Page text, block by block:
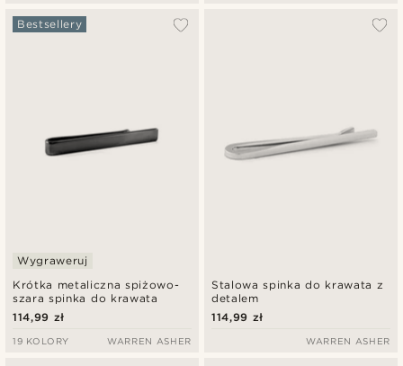
Krótka metaliczna spiżowo-
szara spinka do krawata
Bestsellery
Wygraweruj
114,99 zł
19 KOLORY WARREN ASHER
Stalowa spinka do krawata z
detalem
114,99 zł
WARREN ASHER